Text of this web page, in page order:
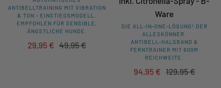
ANTIBELLTRAINING MIT VIBRATION
& TON - EINSTIEGSMODELL.
EMPFOHLEN FÜR SENSIBLE,
ÄNGSTLICHE HUNDE.
Angebotspreis
29,95 € Regulärer
49,95 €
Ware
DIE ALL-IN-ONE-LÖSUNG! DER
ALLESKÖNNER.
ANTIBELL-HALSBAND &
FERNTRAINER MIT 600M
REICHWEITE.
Angebotspreis
94,95 € Regulärer
129,95 €